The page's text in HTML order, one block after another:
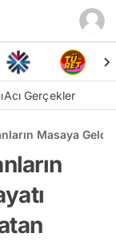
Acı Gerçekler
Masaya